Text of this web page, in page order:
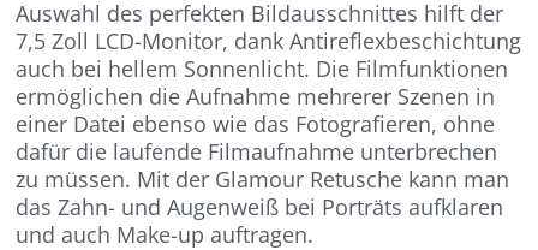
Auswahl des perfekten Bildausschnittes hilft der
7,5 Zoll LCD-Monitor, dank Antireflexbeschichtung
auch bei hellem Sonnenlicht. Die Filmfunktionen
ermöglichen die Aufnahme mehrerer Szenen in
einer Datei ebenso wie das Fotografieren, ohne
dafür die laufende Filmaufnahme unterbrechen
zu müssen. Mit der Glamour Retusche kann man
das Zahn- und Augenweiß bei Porträts aufklaren
und auch Make-up auftragen.